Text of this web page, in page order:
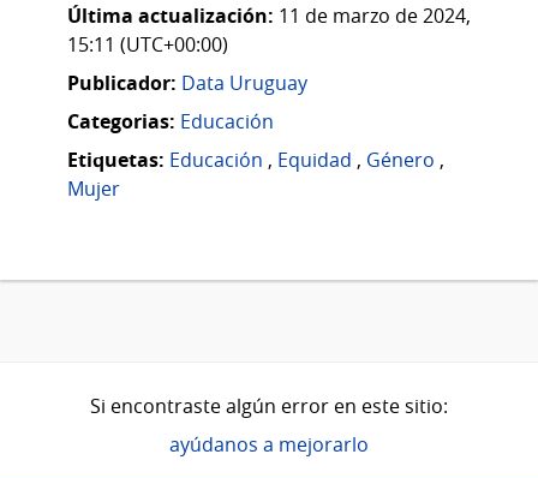
Última actualización: 11 de marzo de 2024,
15:11 (UTC+00:00)
Publicador: Data Uruguay
Categorias: Educación
Etiquetas: Educación , Equidad , Género ,
Mujer
Si encontraste algún error en este sitio:
ayúdanos a mejorarlo